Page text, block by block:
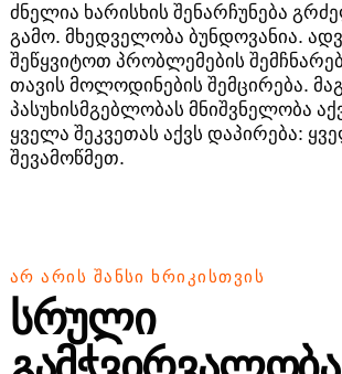
ძნელია ხარისხის შენარჩუნება
გამო. მხედველობა ბუნდოვანია.
შეწყვიტოთ პრობლემების
თავის მოლოდინების შემცირება.
პასუხისმგებლობას მნიშვნელობა
ყველა შეკვეთას აქვს დაპირება:
შევამოწმეთ.
ᲐᲠ ᲐᲠᲘᲡ ᲨᲐᲜᲡᲘ ᲮᲠᲘᲙᲘᲡᲗᲕᲘᲡ
სრული